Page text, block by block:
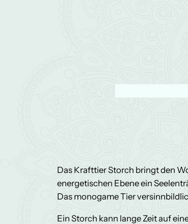
Das Krafttier Storch bringt den
energetischen Ebene ein
Das monogame Tier
Ein Storch kann lange Zeit auf